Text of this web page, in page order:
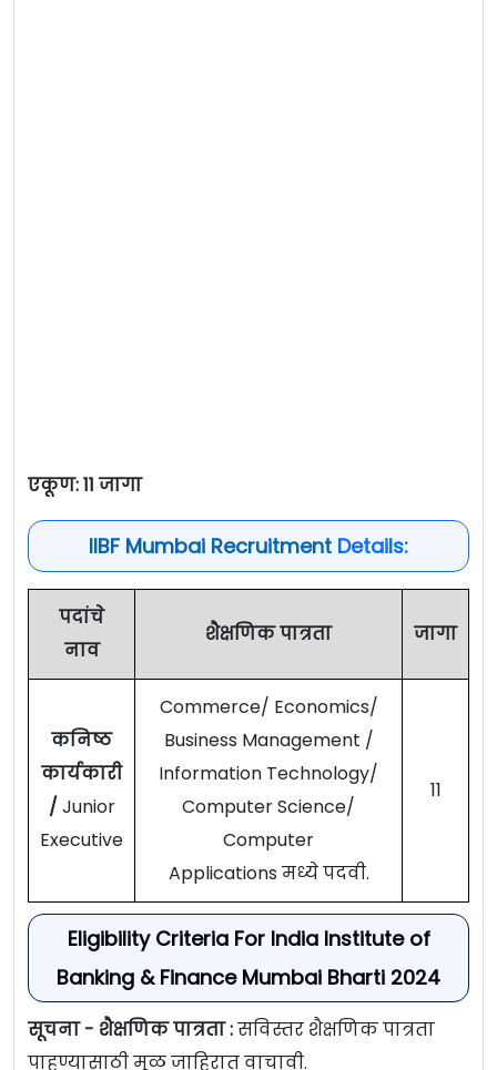
एकूण: 11 जागा
IIBF Mumbai Recruitment Details:
पदांचे
नाव
शैक्षणिक पात्रता जागा
कनिष्ठ
कार्यकारी
/ Junior
Executive
Commerce/ Economics/
Business Management /
Information Technology/
Computer Science/
Computer
Applications मध्ये पदवी.
11
Eligibility Criteria For India Institute of
Banking & Finance Mumbai Bharti 2024
सूचना - शैक्षणिक पात्रता :सविस्तर शैक्षणिक पात्रता
पाहण्यासाठी मूळ जाहिरात वाचावी.